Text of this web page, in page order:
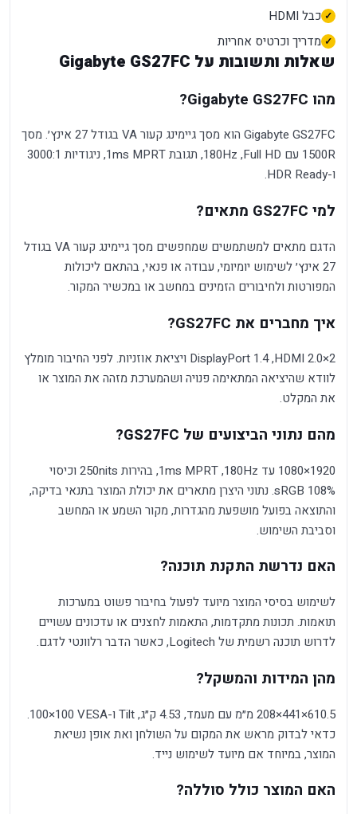
כבל HDMI
מדריך וכרטיס אחריות
שאלות ותשובות על Gigabyte GS27FC
מהו Gigabyte GS27FC?
Gigabyte GS27FC הוא מסך גיימינג קעור VA בגודל 27 אינץ׳. מסך
1500R עם Full HD, ‏180Hz, תגובת 1ms MPRT, ניגודיות 3000:1
ו-HDR Ready.
למי GS27FC מתאים?
הדגם מתאים למשתמשים שמחפשים מסך גיימינג קעור VA בגודל
27 אינץ׳ לשימוש יומיומי, עבודה או פנאי, בהתאם ליכולות
המפורטות ולחיבורים הזמינים במחשב או במכשיר המקור.
איך מחברים את GS27FC?
2×HDMI 2.0, ‏DisplayPort 1.4 ויציאת אוזניות. לפני החיבור מומלץ
לוודא שהיציאה המתאימה פנויה ושהמערכת מזהה את המוצר או
את המקלט.
מהם נתוני הביצועים של GS27FC?
1920×1080 עד 180Hz, ‏1ms MPRT, בהירות 250nits וכיסוי
108% sRGB. נתוני היצרן מתארים את יכולת המוצר בתנאי בדיקה,
והתוצאה בפועל מושפעת מהגדרות, מקור השמע או המחשב
וסביבת השימוש.
האם נדרשת התקנת תוכנה?
לשימוש בסיסי המוצר מיועד לפעול בחיבור פשוט במערכות
תואמות. תכונות מתקדמות, התאמות לחצנים או עדכונים עשויים
לדרוש תוכנה רשמית של Logitech, כאשר הדבר רלוונטי לדגם.
מהן המידות והמשקל?
610.5×441×208 מ״מ עם מעמד, 4.53 ק״ג, Tilt ו-VESA ‏100×100.
כדאי לבדוק מראש את המקום על השולחן ואת אופן נשיאת
המוצר, במיוחד אם מיועד לשימוש נייד.
האם המוצר כולל סוללה?